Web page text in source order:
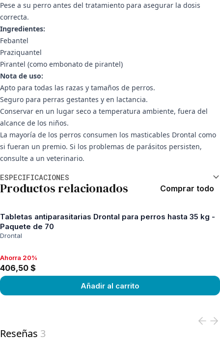
Pese a su perro antes del tratamiento para asegurar la dosis
correcta.
Ingredientes:
Febantel
Praziquantel
Pirantel (como embonato de pirantel)
Nota de uso:
Apto para todas las razas y tamaños de perros.
Seguro para perras gestantes y en lactancia.
Conservar en un lugar seco a temperatura ambiente, fuera del
alcance de los niños.
La mayoría de los perros consumen los masticables Drontal como
si fueran un premio. Si los problemas de parásitos persisten,
consulte a un veterinario.
ESPECIFICACIONES
Productos relacionados Comprar todo
Tabletas antiparasitarias Drontal para perros hasta 35 kg -
Paquete de 70
Drontal
Ahorra 20%, 406,50 $
Ahorra 20%
406,50 $
Añadir al carrito
Reseñas 3